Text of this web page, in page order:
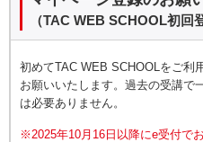
（TAC WEB SCHOOL初回
初めてTAC WEB SCHOOLをご利
お願いいたします。過去の受講で
は必要ありません。
※2025年10月16日以降にe受付で